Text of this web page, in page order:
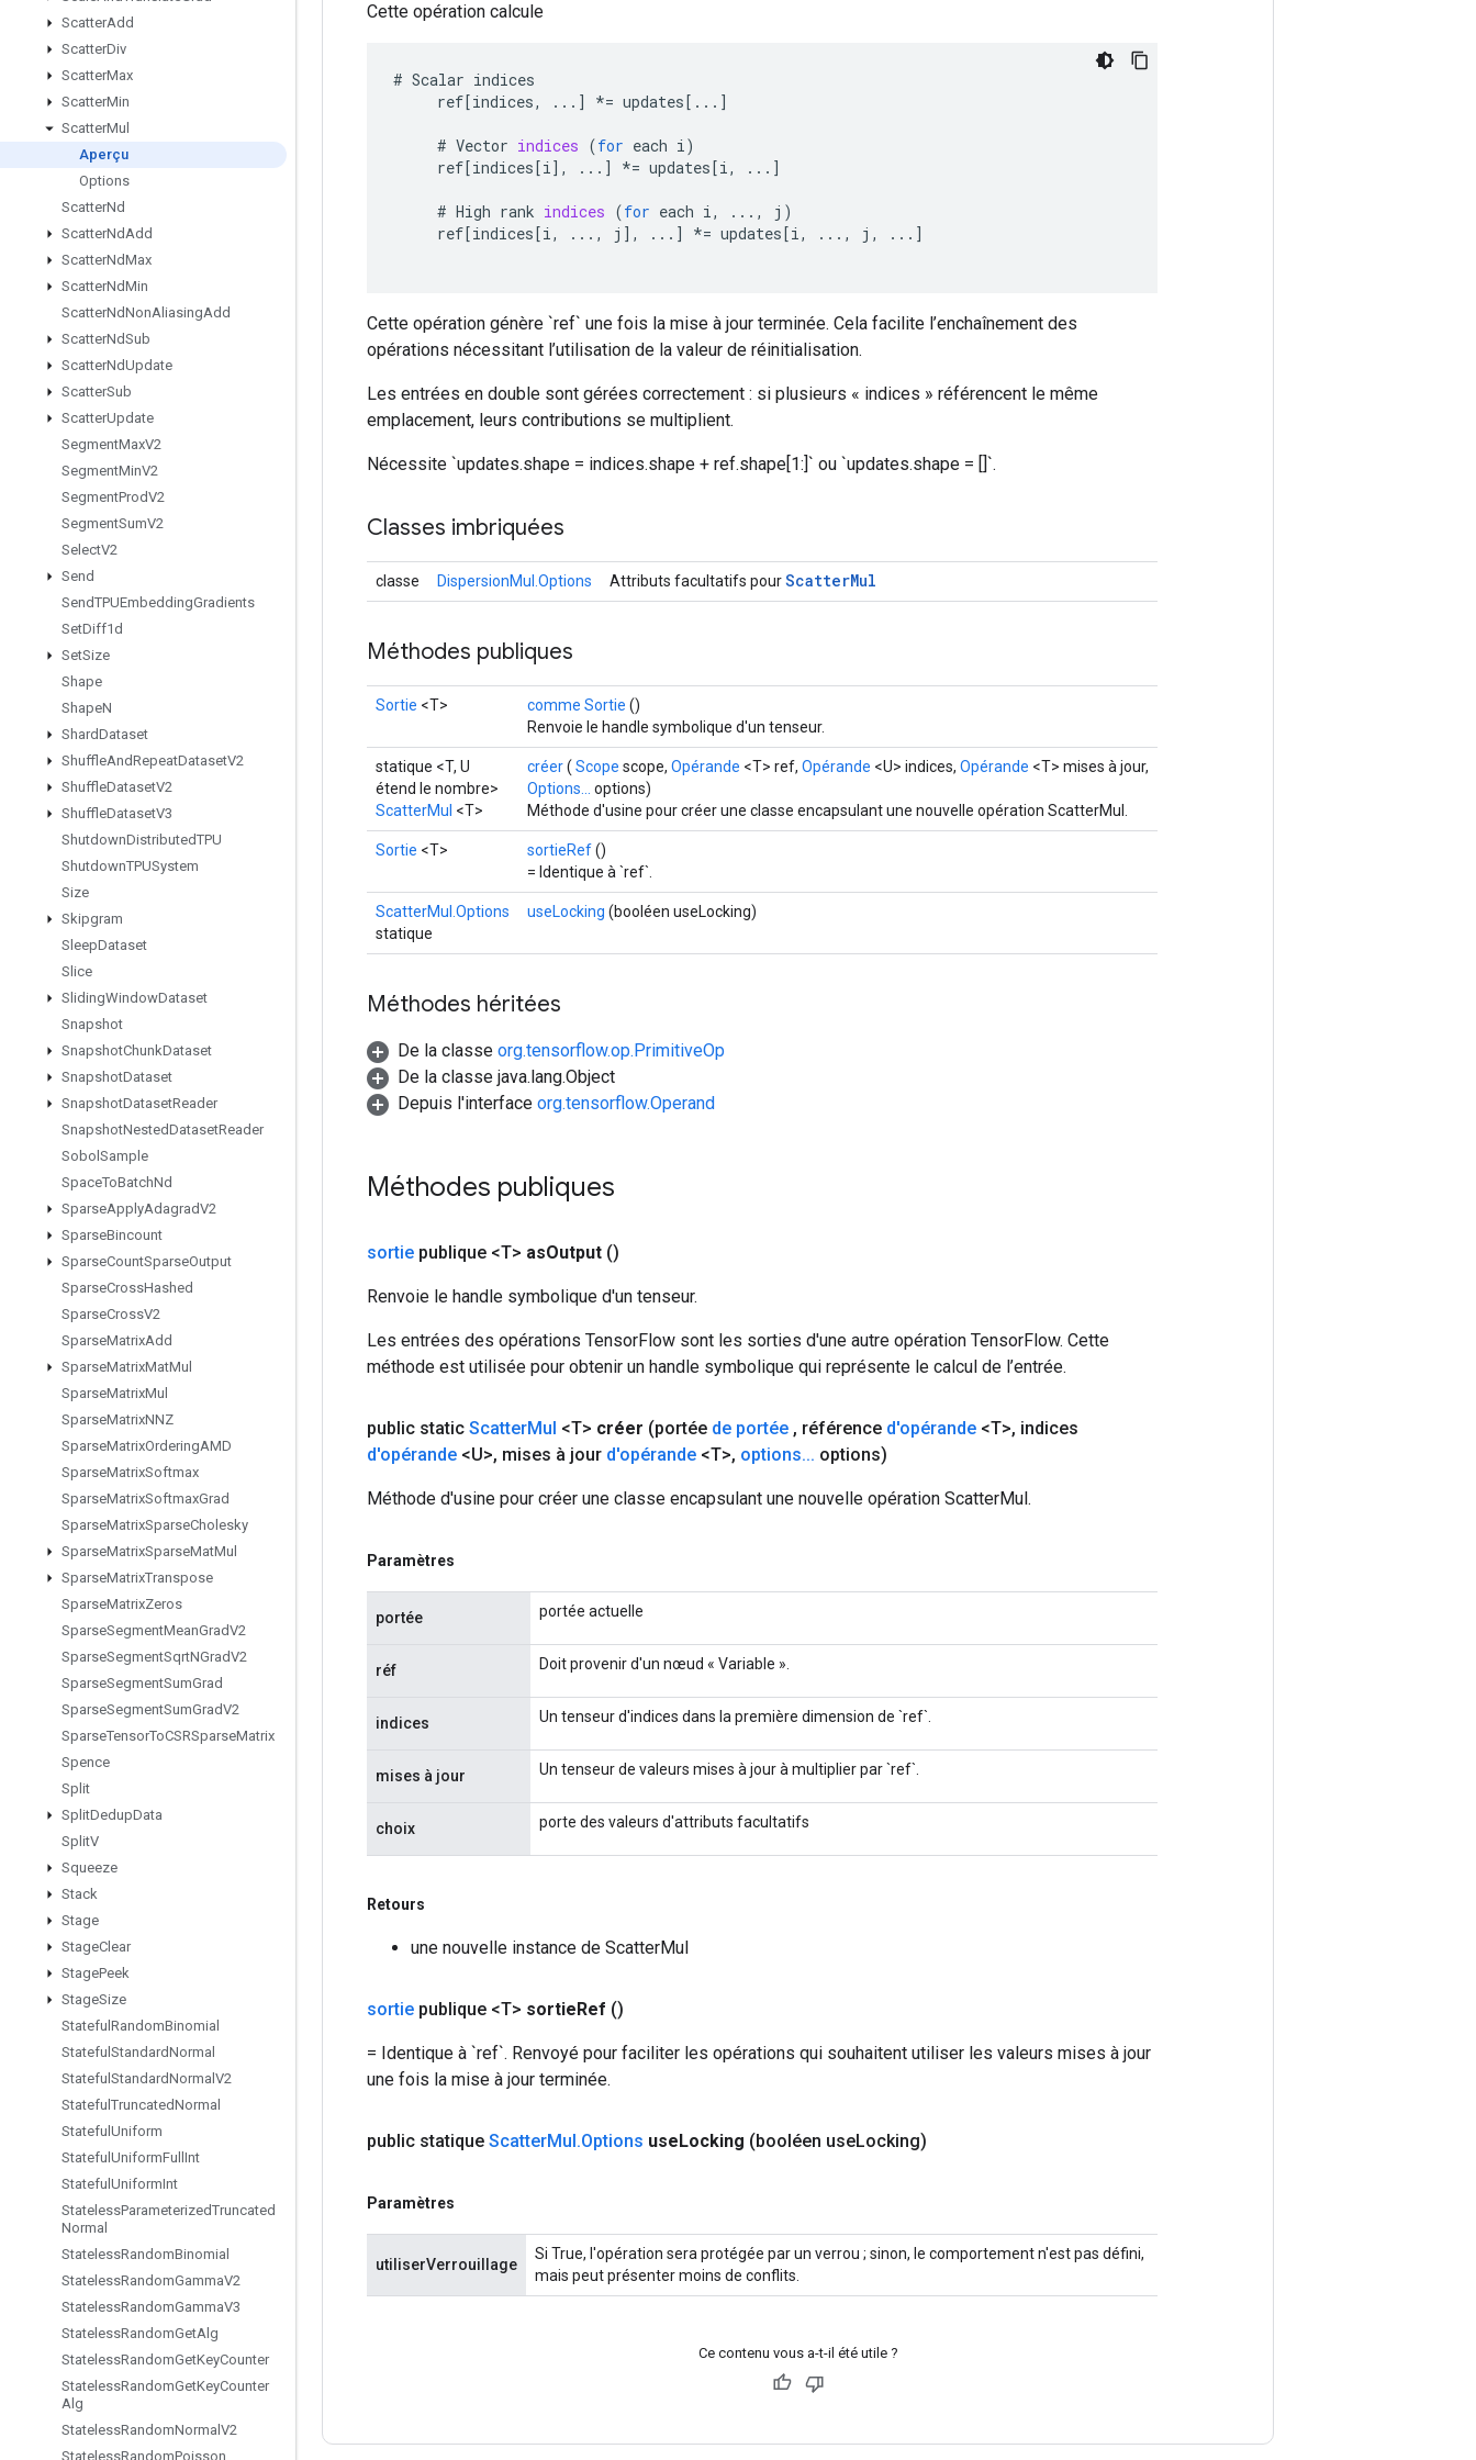
ScatterAdd
ScatterDiv
ScatterMax
ScatterMin
ScatterMul
Aperçu
Options
ScatterNd
ScatterNdAdd
ScatterNdMax
ScatterNdMin
ScatterNdNonAliasingAdd
ScatterNdSub
ScatterNdUpdate
ScatterSub
ScatterUpdate
SegmentMaxV2
SegmentMinV2
SegmentProdV2
SegmentSumV2
SelectV2
Send
SendTPUEmbeddingGradients
SetDiff1d
SetSize
Shape
ShapeN
ShardDataset
ShuffleAndRepeatDatasetV2
ShuffleDatasetV2
ShuffleDatasetV3
ShutdownDistributedTPU
ShutdownTPUSystem
Size
Skipgram
SleepDataset
Slice
SlidingWindowDataset
Snapshot
SnapshotChunkDataset
SnapshotDataset
SnapshotDatasetReader
SnapshotNestedDatasetReader
Sobol Sample
SpaceToBatchNd
SparseApplyAdagradV2
SparseBincount
SparseCountSparseOutput
SparseCrossHashed
SparseCrossV2
SparseMatrixAdd
SparseMatrixMatMul
SparseMatrixMul
SparseMatrixNNZ
SparseMatrixOrderingAMD
SparseMatrixSoftmax
SparseMatrixSoftmaxGrad
SparseMatrixSparseCholesky
SparseMatrixSparseMatMul
SparseMatrixTranspose
SparseMatrixZeros
SparseSegmentMeanGradV2
SparseSegmentSqrtNGradV2
SparseSegmentSumGrad
SparseSegmentSumGradV2
SparseTensorToCSRSparseMatrix
Spence
Split
SplitDedupData
SplitV
Squeeze
Stack
Stage
StageClear
StagePeek
StageSize
Stateful RandomBinomial
Stateful StandardNormal
Stateful StandardNormal V2
Stateful TruncatedNormal
Stateful Uniform
Stateful UniformFull Int
Stateful UniformInt
StatelessParameterizedTruncated
Normal
StatelessRandomBinomial
StatelessRandomGammaV2
StatelessRandomGammaV3
StatelessRandomGetAlg
StatelessRandomGetKeyCounter
StatelessRandomGetKeyCounter
Alg
StatelessRandomNormal V2
StatelessRandomPoisson
Cette opération calcule
# Scalar indices
ref[indices, ... ] *= updates[ ... ]
# Vector indices (for each i)
ref[indices[i] , ... ] *= updates[i, ... ]
# High rank indices (for each i, ..., j )
ref[indices[i, ..., j ] , ... ] *= updates[i, ..., j , ... ]
Cette opération génère `ref` une fois la mise à jour terminée. Cela facilite l’enchaînement des
opérations nécessitant l’utilisation de la valeur de réinitialisation.
Les entrées en double sont gérées correctement : si plusieurs « indices » référencent le même
emplacement, leurs contributions se multiplient.
Nécessite `updates.shape = indices.shape + ref.shape[1:]` ou `updates.shape = []`.
Classes imbriquées
classe DispersionMul.Options Attributs facultatifs pourScatterMul
Méthodes publiques
Sortie <T> comme Sortie ()
Renvoie le handle symbolique d'un tenseur.
statique <T, U
étend le nombre>
ScatterMul <T>
créer( Scope scope, Opérande <T> ref, Opérande <U> indices, Opérande <T> mises à jour,
Options...
options)
Méthode d'usine pour créer une classe encapsulant une nouvelle opération ScatterMul.
Sortie <T> sortieRef()
= Identique à `ref`.
ScatterMul.Options
statique
useLocking (booléen useLocking)
Méthodes héritées
De la classe org.tensorflow.op.PrimitiveOp
De la classe java.lang.Object
Depuis l'interface org.tensorflow.Operand
Méthodes publiques
sortie publique <T> asOutput ()
Renvoie le handle symbolique d'un tenseur.
Les entrées des opérations TensorFlow sont les sorties d'une autre opération TensorFlow. Cette
méthode est utilisée pour obtenir un handle symbolique qui représente le calcul de l’entrée.
public static ScatterMul <T> créer (portée de portée , référence d'opérande <T>, indices
d'opérande <U>, mises à jour d'opérande <T>, options... options)
Méthode d'usine pour créer une classe encapsulant une nouvelle opération ScatterMul.
Paramètres
portée portée actuelle
réf Doit provenir d'un nœud « Variable ».
indices Un tenseur d'indices dans la première dimension de `ref`.
mises à jour Un tenseur de valeurs mises à jour à multiplier par `ref`.
choix porte des valeurs d'attributs facultatifs
Retours
une nouvelle instance de ScatterMul
sortie publique <T> sortieRef ()
= Identique à `ref`. Renvoyé pour faciliter les opérations qui souhaitent utiliser les valeurs mises à jour
une fois la mise à jour terminée.
public statique ScatterMul.Options useLocking (booléen useLocking)
Paramètres
utiliserVerrouillage
Si True, l'opération sera protégée par un verrou ; sinon, le comportement n'est pas défini,
mais peut présenter moins de conflits.
Ce contenu vous a-t-il été utile ?